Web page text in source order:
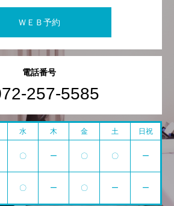
ＷＥＢ予約
電話番号
257-5585
水 木 金 土 日祝
〇 ー 〇 〇 ー
〇 ー 〇 ー ー